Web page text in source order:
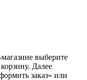
выберите
Далее
заказ» или